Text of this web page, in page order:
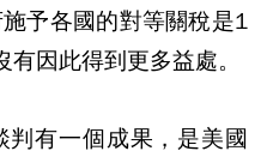
予各國的對等關稅是1
因此得到更多益處。
有一個成果，是美國